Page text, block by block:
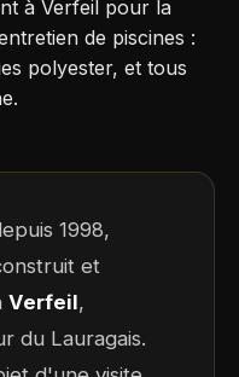
à Verfeil pour la
de piscines :
polyester, et tous
1998,
et
Verfeil,
du Lauragais.